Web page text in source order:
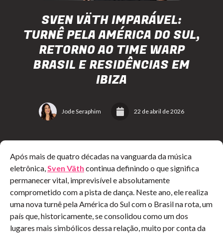
SVEN VÄTH IMPARÁVEL:
TURNÊ PELA AMÉRICA DO SUL,
RETORNO AO TIME WARP
BRASIL E RESIDÊNCIAS EM
IBIZA
Jode Seraphim 22 de abril de 2026
Após mais de quatro décadas na vanguarda da música
eletrônica,Sven Väth continua definindo o que significa
permanecer vital, imprevisível e absolutamente
comprometido com a pista de dança. Neste ano, ele realiza
uma nova turnê pela América do Sul com o Brasil na rota, um
país que, historicamente, se consolidou como um dos
lugares mais simbólicos dessa relação, muito por conta da